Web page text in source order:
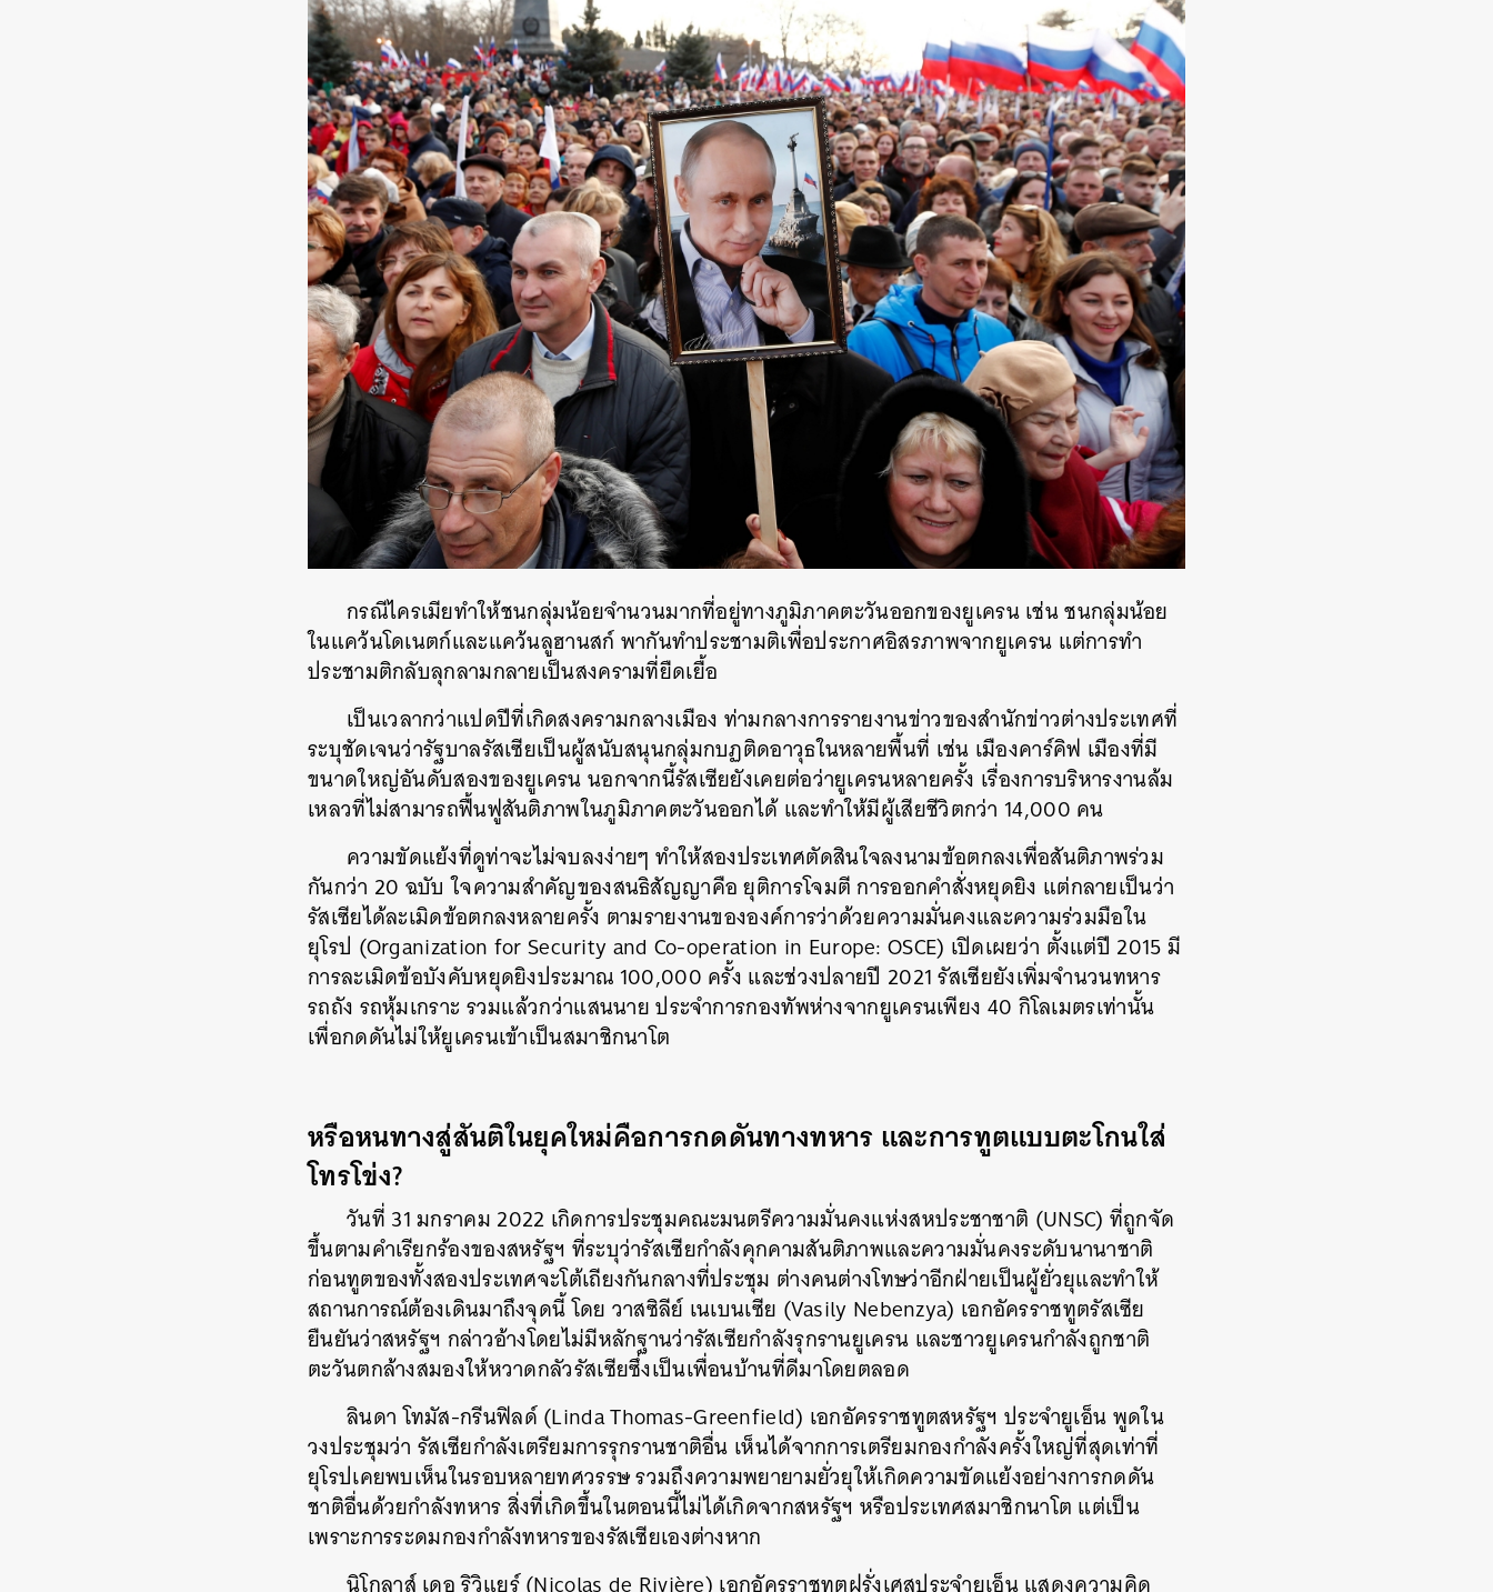
กรณีไครเมียทำให้ชนกลุ่มน้อยจำนวนมากที่อยู่ทางภูมิภาคตะวันออกของยูเครน เช่น ชนกลุ่มน้อย
ในแคว้นโดเนตก์และแคว้นลูฮานสก์ พากันทำประชามติเพื่อประกาศอิสรภาพจากยูเครน แต่การทำ
ประชามติกลับลุกลามกลายเป็นสงครามที่ยืดเยื้อ
เป็นเวลากว่าแปดปีที่เกิดสงครามกลางเมือง ท่ามกลางการรายงานข่าวของสำนักข่าวต่างประเทศที่
ระบุชัดเจนว่ารัฐบาลรัสเซียเป็นผู้สนับสนุนกลุ่มกบฏติดอาวุธในหลายพื้นที่ เช่น เมืองคาร์คิฟ เมืองที่มี
ขนาดใหญ่อันดับสองของยูเครน นอกจากนี้รัสเซียยังเคยต่อว่ายูเครนหลายครั้ง เรื่องการบริหารงานล้ม
เหลวที่ไม่สามารถฟื้นฟูสันติภาพในภูมิภาคตะวันออกได้ และทำให้มีผู้เสียชีวิตกว่า 14,000 คน
ความขัดแย้งที่ดูท่าจะไม่จบลงง่ายๆ ทำให้สองประเทศตัดสินใจลงนามข้อตกลงเพื่อสันติภาพร่วม
กันกว่า 20 ฉบับ ใจความสำคัญของสนธิสัญญาคือ ยุติการโจมตี การออกคำสั่งหยุดยิง แต่กลายเป็นว่า
รัสเซียได้ละเมิดข้อตกลงหลายครั้ง ตามรายงานขององค์การว่าด้วยความมั่นคงและความร่วมมือใน
ยุโรป (Organization for Security and Co-operation in Europe: OSCE) เปิดเผยว่า ตั้งแต่ปี 2015 มี
การละเมิดข้อบังคับหยุดยิงประมาณ 100,000 ครั้ง และช่วงปลายปี 2021 รัสเซียยังเพิ่มจำนวนทหาร
รถถัง รถหุ้มเกราะ รวมแล้วกว่าแสนนาย ประจำการกองทัพห่างจากยูเครนเพียง 40 กิโลเมตรเท่านั้น
เพื่อกดดันไม่ให้ยูเครนเข้าเป็นสมาชิกนาโต
หรือหนทางสู่สันติในยุคใหม่คือการกดดันทางทหาร และการทูตแบบตะโกนใส่
โทรโข่ง?
วันที่ 31 มกราคม 2022 เกิดการประชุมคณะมนตรีความมั่นคงแห่งสหประชาชาติ (UNSC) ที่ถูกจัด
ขึ้นตามคำเรียกร้องของสหรัฐฯ ที่ระบุว่ารัสเซียกำลังคุกคามสันติภาพและความมั่นคงระดับนานาชาติ
ก่อนทูตของทั้งสองประเทศจะโต้เถียงกันกลางที่ประชุม ต่างคนต่างโทษว่าอีกฝ่ายเป็นผู้ยั่วยุและทำให้
สถานการณ์ต้องเดินมาถึงจุดนี้ โดย วาสซิลีย์ เนเบนเซีย (Vasily Nebenzya) เอกอัครราชทูตรัสเซีย
ยืนยันว่าสหรัฐฯ กล่าวอ้างโดยไม่มีหลักฐานว่ารัสเซียกำลังรุกรานยูเครน และชาวยูเครนกำลังถูกชาติ
ตะวันตกล้างสมองให้หวาดกลัวรัสเซียซึ่งเป็นเพื่อนบ้านที่ดีมาโดยตลอด
ลินดา โทมัส-กรีนฟิลด์ (Linda Thomas-Greenfield) เอกอัครราชทูตสหรัฐฯ ประจำยูเอ็น พูดใน
วงประชุมว่า รัสเซียกำลังเตรียมการรุกรานชาติอื่น เห็นได้จากการเตรียมกองกำลังครั้งใหญ่ที่สุดเท่าที่
ยุโรปเคยพบเห็นในรอบหลายทศวรรษ รวมถึงความพยายามยั่วยุให้เกิดความขัดแย้งอย่างการกดดัน
ชาติอื่นด้วยกำลังทหาร สิ่งที่เกิดขึ้นในตอนนี้ไม่ได้เกิดจากสหรัฐฯ หรือประเทศสมาชิกนาโต แต่เป็น
เพราะการระดมกองกำลังทหารของรัสเซียเองต่างหาก
ค้นหา
SHARE TWEET LINE EMAIL